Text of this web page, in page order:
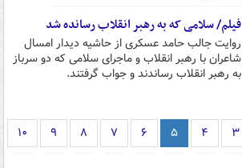
فیلم/ سلامی که به رهبر انقلاب رسانده شد
روایت جالب حامد عسکری از حاشیه دیدار امسال
شاعران با رهبر انقلاب و ماجرای سلامی که دو سرباز
به رهبر انقلاب رساندند و جواب گرفتند.
۳ ۴ ۵ ۶ ۷ ۸ ۹ ۱۰